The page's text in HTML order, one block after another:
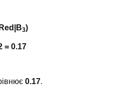
3)
= 0.17
0.17.